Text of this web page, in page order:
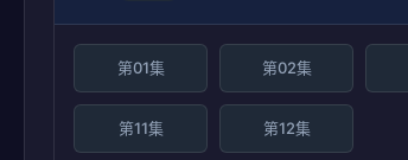
第01集 第02集
第11集 第12集